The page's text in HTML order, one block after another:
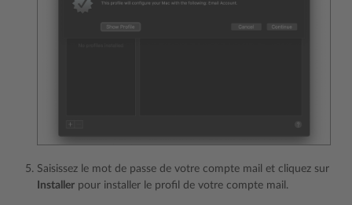
Saisissez le mot de passe de votre compte mail et cliquez sur
Installer pour installer le profil de votre compte mail.